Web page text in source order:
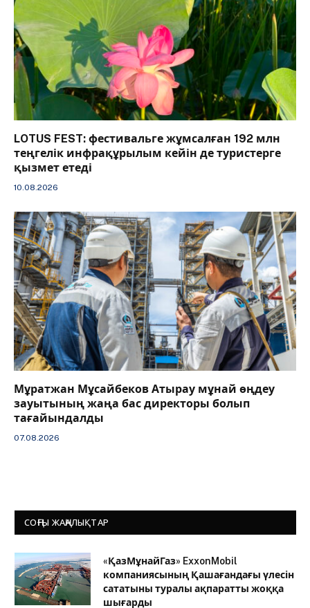
LOTUS FEST: фестивальге жұмсалған 192 млн
теңгелік инфрақұрылым кейін де туристерге
қызмет етеді
10.08.2026
Мұратжан Мұсайбеков Атырау мұнай өңдеу
зауытының жаңа бас директоры болып
тағайындалды
07.08.2026
СОҢҒЫ ЖАҢАЛЫҚТАР
«ҚазМұнайГаз» ExxonMobil
компаниясының Қашағандағы үлесін
сататыны туралы ақпаратты жоққа
шығарды